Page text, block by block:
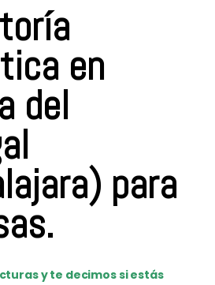
en
del
para
y te decimos si estás